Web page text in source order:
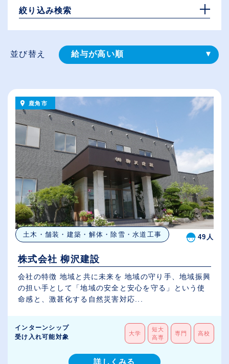
絞り込み検索
並び替え 給与が高い順
従業員が多い順
休日数が多い順
鹿角市
土木・舗装・建築・解体・除雪・水道工事 49人
株式会社 柳沢建設
会社の特徴 地域と共に未来を 地域の守り手、地域振興
の担い手として「地域の安全と安心を守る」という使
命感と、激甚化する自然災害対応...
インターンシップ
受け入れ可能対象
大学
短大
高専
専門 高校
詳しくみる